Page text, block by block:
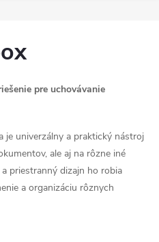
pre uchovávanie
je univerzálny a praktický nástroj
ale aj na rôzne iné
priestranný dizajn ho robia
a organizáciu rôznych